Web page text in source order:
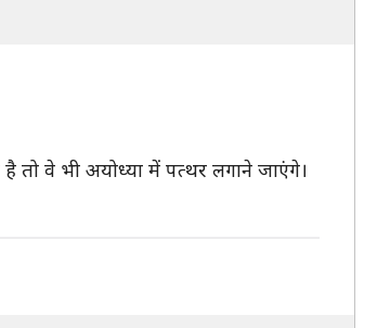
तो वे भी अयोध्या में पत्थर लगाने जाएंगे।